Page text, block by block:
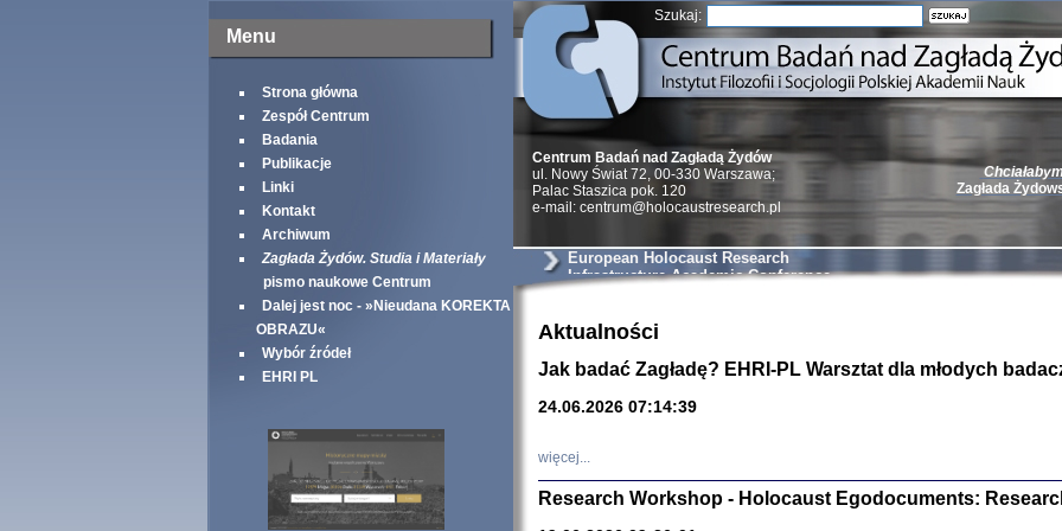
Menu
Strona główna
Zespół Centrum
Badania
Publikacje
Linki
Kontakt
Archiwum
Zagłada Żydów. Studia i Materiały
pismo naukowe Centrum
Dalej jest noc - »Nieudana KOREKTA
OBRAZU«
Wybór źródeł
EHRI PL
Szukaj:
Zagłada
Natalia Aleksiun,
Deborah Dash
Turski, Laurence
Centrum Badań nad Zagładą Żydów
ul. Nowy Świat 72, 00-330 Warszawa;
Palac Staszica pok. 120
e-mail: centrum@holocaustresearch.pl
European Holocaust Research
Infrastructure Academic Conference
Aktualności
Jak badać Zagładę? EHRI-PL Warsztat dla młodych
24.06.2026 07:14:39
więcej...
Research Workshop - Holocaust Egodocuments: